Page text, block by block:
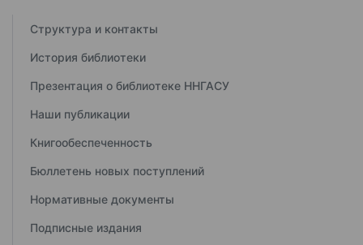
Структура и контакты
История библиотеки
Презентация о библиотеке ННГАСУ
Наши публикации
Книгообеспеченность
Бюллетень новых поступлений
Нормативные документы
Подписные издания